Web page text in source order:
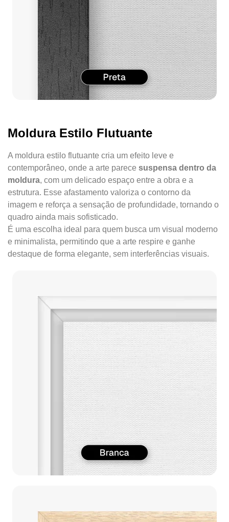
Moldura Estilo Flutuante
A moldura estilo flutuante cria um efeito leve e
contemporâneo, onde a arte parece suspensa dentro da
moldura, com um delicado espaço entre a obra e a
estrutura. Esse afastamento valoriza o contorno da
imagem e reforça a sensação de profundidade, tornando o
quadro ainda mais sofisticado.
É uma escolha ideal para quem busca um visual moderno
e minimalista, permitindo que a arte respire e ganhe
destaque de forma elegante, sem interferências visuais.